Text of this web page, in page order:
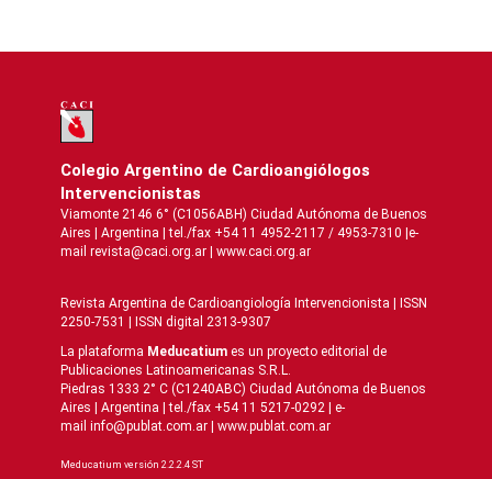
Colegio Argentino de Cardioangiólogos
Intervencionistas
Viamonte 2146 6° (C1056ABH) Ciudad Autónoma de Buenos
Aires | Argentina | tel./fax +54 11 4952-2117 / 4953-7310 |e-
mail revista@caci.org.ar | www.caci.org.ar
Revista Argentina de Cardioangiologí­a Intervencionista | ISSN
2250-7531 | ISSN digital 2313-9307
La plataforma Meducatium es un proyecto editorial de
Publicaciones Latinoamericanas S.R.L.
Piedras 1333 2° C (C1240ABC) Ciudad Autónoma de Buenos
Aires | Argentina | tel./fax +54 11 5217-0292 | e-
mail info@publat.com.ar | www.publat.com.ar
Meducatium versión 2.2.2.4 ST